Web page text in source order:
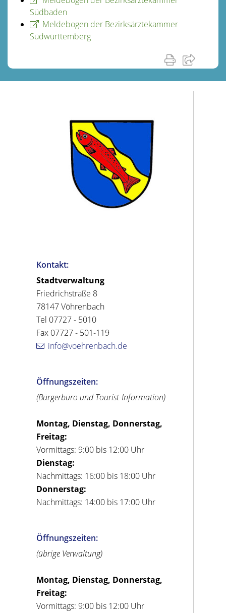
Südbaden
Meldebogen der Bezirksärztekammer
Südwürttemberg
Kontakt:
Stadtverwaltung
Friedrichstraße 8
78147 Vöhrenbach
Tel 07727 - 5010
Fax 07727 - 501-119
info@voehrenbach.de
Öffnungszeiten:
(Bürgerbüro und Tourist-Information)
Montag, Dienstag, Donnerstag,
Freitag:
Vormittags: 9:00 bis 12:00 Uhr
Dienstag:
Nachmittags: 16:00 bis 18:00 Uhr
Donnerstag:
Nachmittags: 14:00 bis 17:00 Uhr
Öffnungszeiten:
(übrige Verwaltung)
Montag, Dienstag, Donnerstag,
Freitag:
Vormittags: 9:00 bis 12:00 Uhr